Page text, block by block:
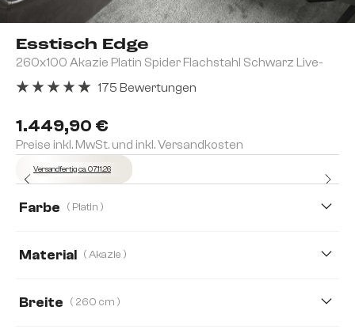
Esstisch Edge
260x100 Akazie Platin Spider Flachstahl Schwarz Live-
1.449,90 €
Preise inkl. MwSt. und inkl. Versandkosten
175 Bewertungen
Versandfertig ca. 07.11.26
Farbe ( Platin )
Material ( Akazie )
Breite ( 260 cm )